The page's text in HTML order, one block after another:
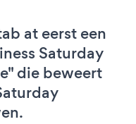
at eerst een
Saturday
die beweert